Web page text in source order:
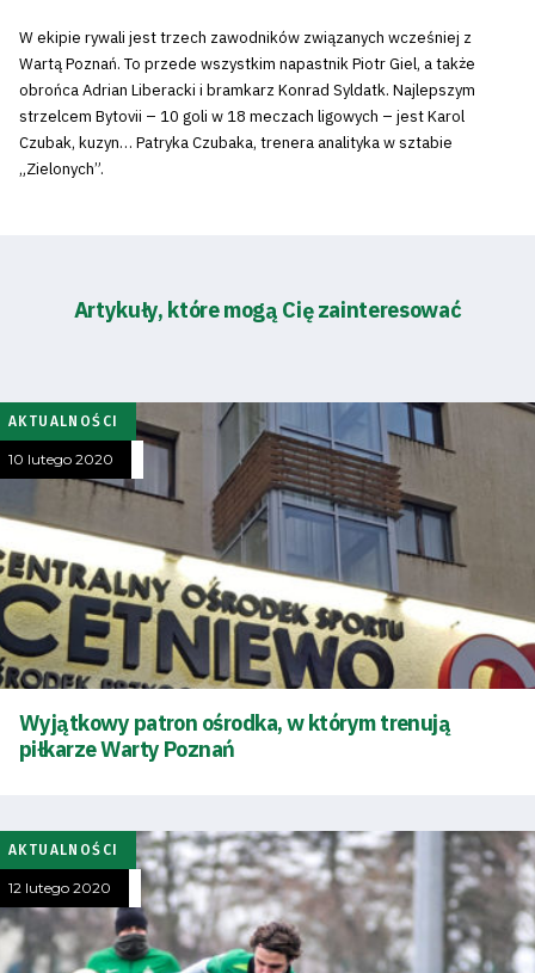
W ekipie rywali jest trzech zawodników związanych wcześniej z
Wartą Poznań. To przede wszystkim napastnik Piotr Giel, a także
obrońca Adrian Liberacki i bramkarz Konrad Syldatk. Najlepszym
strzelcem Bytovii – 10 goli w 18 meczach ligowych – jest Karol
Czubak, kuzyn… Patryka Czubaka, trenera analityka w sztabie
„Zielonych”.
Artykuły, które mogą Cię zainteresować
AKTUALNOŚCI
10 lutego 2020
Wyjątkowy patron ośrodka, w którym trenują
piłkarze Warty Poznań
AKTUALNOŚCI
12 lutego 2020